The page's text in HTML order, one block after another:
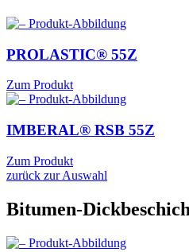
PROLASTIC® 55Z
Zum Produkt
IMBERAL® RSB 55Z
Zum Produkt
zurück zur Auswahl
Bitumen-